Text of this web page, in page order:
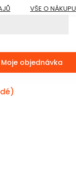
VŠE O NÁKUPU
Moje objednávka